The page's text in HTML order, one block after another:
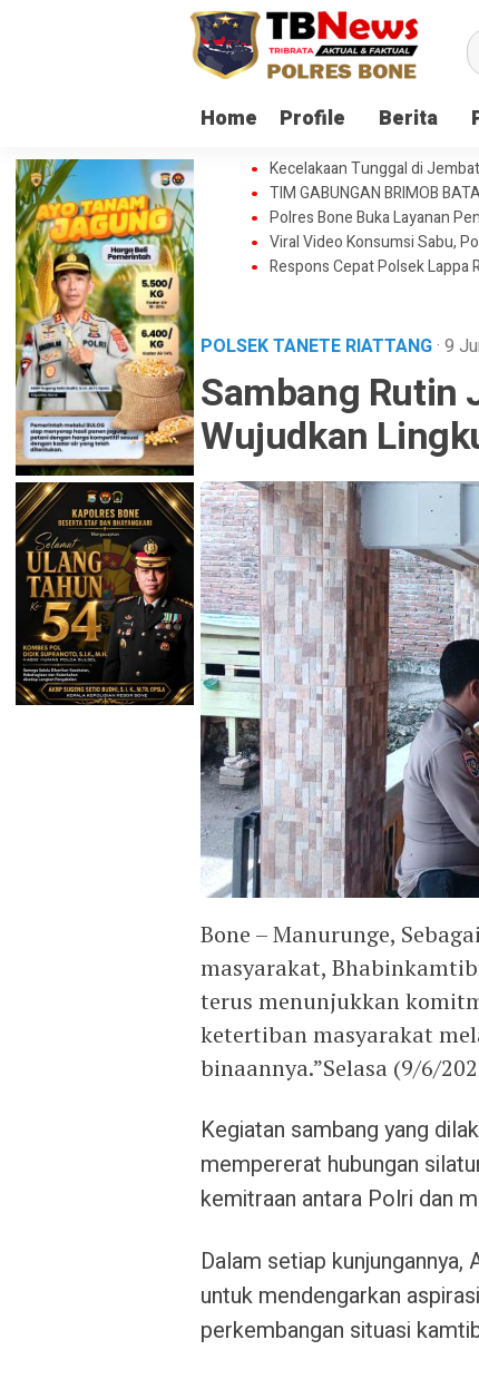
Home Profile Berita
Kecelakaan Tunggal di
TIM GABUNGAN BRIMOB
Polres Bone Buka Layanan
Viral Video Konsumsi Sabu,
Respons Cepat Polsek Lappa
POLSEK TANETE RIATTANG· 9
Sambang Rutin
Wujudkan
Bone – Manurunge,
masyarakat,
terus menunjukkan
ketertiban masyarakat
binaannya.”Selasa (9/6/
Kegiatan sambang yang
mempererat hubungan
kemitraan antara Polri dan
Dalam setiap
untuk mendengarkan
perkembangan situasi